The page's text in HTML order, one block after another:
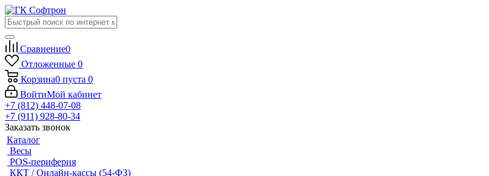
Сравнение0
Отложенные 0
Корзина0 пуста 0
ВойтиМой кабинет
+7 (812) 448-07-08
+7 (911) 928-80-34
Заказать звонок
Каталог
Весы
POS-периферия
ККТ / Онлайн-кассы (54-ФЗ)